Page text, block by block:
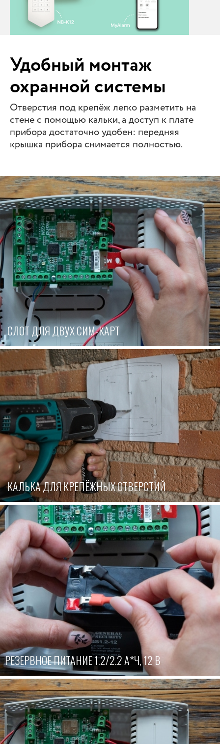
Удобный монтаж
охранной системы
Отверстия под крепёж легко разметить на
стене с помощью кальки, а доступ к плате
прибора достаточно удобен: передняя
крышка прибора снимается полностью.
СЛОТ ДЛЯ ДВУХ СИМ-КАРТ
КАЛЬКА ДЛЯ КРЕПЁЖНЫХ ОТВЕРСТИЙ
РЕЗЕРВНОЕ ПИТАНИЕ 1.2/2.2 А*Ч, 12 В